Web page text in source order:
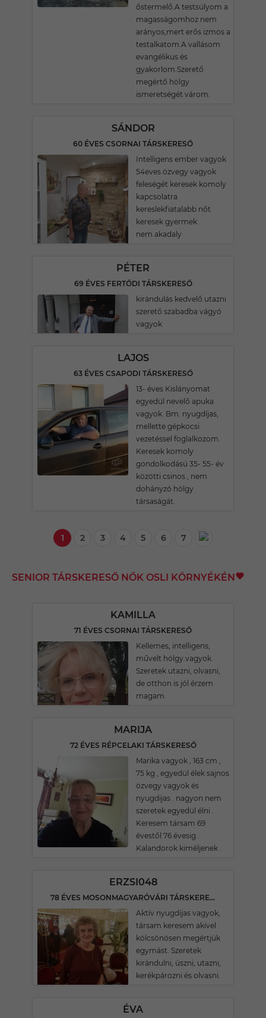
őstermelő.A testsúlyom a
magasságomhoz nem
arányos,mert erős izmos a
testalkatom.A vallásom
evangélikus és
gyakorlom.Szerető
megértő hölgy
ismeretségét várom.
SÁNDOR
60 ÉVES CSORNAI TÁRSKERESŐ
Intelligens ember vagyok
54eves özvegy vagyok
feleségét keresek komoly
kapcsolatra
kereslekfiatalabb nőt
keresek gyermek
nem.akadaly
PÉTER
69 ÉVES FERTŐDI TÁRSKERESŐ
kirándulás kedvelő utazni
szerető szabadba vágyó
vagyok
LAJOS
63 ÉVES CSAPODI TÁRSKERESŐ
13- éves Kislányomat
egyedül nevelő apuka
vagyok. Bm. nyugdíjas,
mellette gépkocsi
vezetéssel foglalkozom.
Keresek komoly
gondolkodású 35- 55- év
közötti csinos , nem
dohányzó hölgy
társaságát.
1 2 3 4 5 6 7
SENIOR TÁRSKERESŐ NŐK OSLI KÖRNYÉKÉN
KAMILLA
71 ÉVES CSORNAI TÁRSKERESŐ
Kellemes, intelligens,
művelt hölgy.vagyok.
Szeretek utazni, olvasni,
de otthon is jól érzem
magam.
MARIJA
72 ÉVES RÉPCELAKI TÁRSKERESŐ
Marika vagyok , 163 cm ,
75 kg , egyedül élek sajnos
özvegy vagyok és
nyugdijas . nagyon nem
szeretek egyedül élni .
Keresem társam 69
évestől 76 évesig .
Kalandorok kiméljenek .
ERZSI048
78 ÉVES MOSONMAGYARÓVÁRI TÁRSKERESŐ
Aktív nyugdíjas vagyok,
társam keresem akivel
kölcsönösen megértjük
egymást. Szeretek
kirándulni, úszni, utazni,
kerékpározni és olvasni.
ÉVA